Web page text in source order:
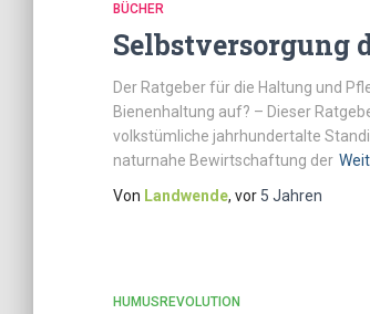
BÜCHER
Selbstversorgung
Der Ratgeber für die Haltung und
Bienenhaltung auf? – Dieser
volkstümliche jahrhundertalte
naturnahe Bewirtschaftung der
Von Landwende, vor 5 Jahren
HUMUSREVOLUTION